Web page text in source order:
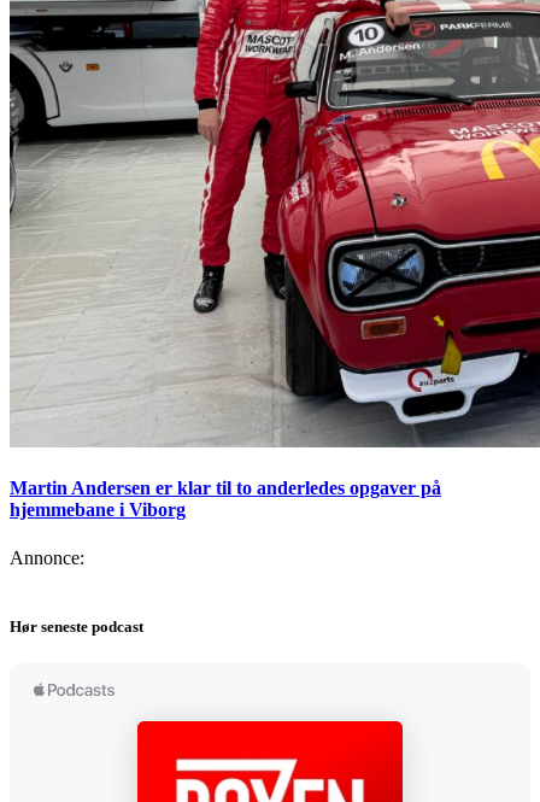
Martin Andersen er klar til to anderledes opgaver på
hjemmebane i Viborg
Annonce:
Hør seneste podcast